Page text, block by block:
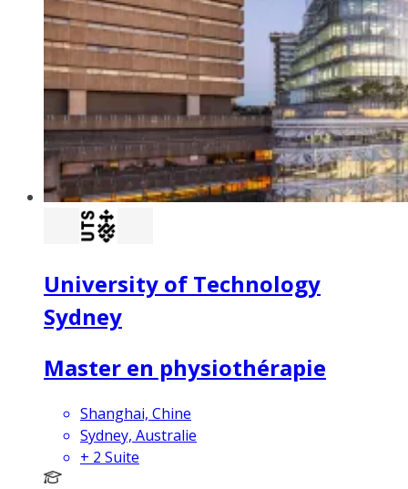
University of Technology
Sydney
Master en physiothérapie
Shanghai, Chine
Sydney, Australie
+ 2 Suite